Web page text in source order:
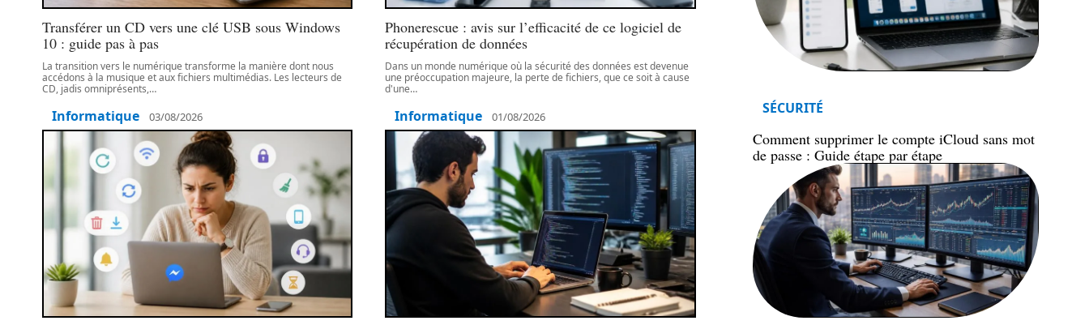
Transférer un CD vers une clé USB sous Windows
10 : guide pas à pas
La transition vers le numérique transforme la manière dont nous
accédons à la musique et aux fichiers multimédias. Les lecteurs de
CD, jadis omniprésents,…
Informatique 03/08/2026
Phonerescue : avis sur l’efficacité de ce logiciel de
récupération de données
Dans un monde numérique où la sécurité des données est devenue
une préoccupation majeure, la perte de fichiers, que ce soit à cause
d'une…
Informatique 01/08/2026 SÉCURITÉ
Comment supprimer le compte iCloud sans mot
de passe : Guide étape par étape